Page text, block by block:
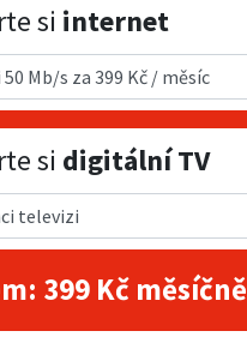
si internet
si internet
si digitální TV
si digitální TV
399 Kč měsíčně